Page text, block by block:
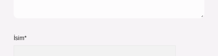
İsim*